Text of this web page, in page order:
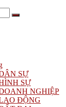
SỰ
SỰ
NGHIỆP
ĐỘNG